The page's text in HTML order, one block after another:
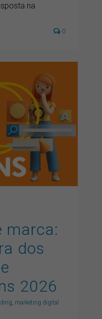
na
0
e
dos
Cannes
digital
marca:
dos
2026
, marketing digital